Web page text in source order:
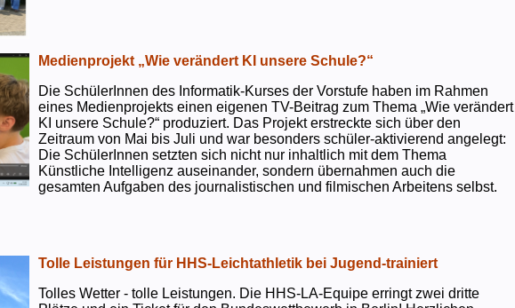
Medienprojekt „Wie verändert KI unsere Schule?“
Die SchülerInnen des Informatik-Kurses der Vorstufe haben im Rahmen
eines Medienprojekts einen eigenen TV-Beitrag zum Thema „Wie verändert
KI unsere Schule?“ produziert. Das Projekt erstreckte sich über den
Zeitraum von Mai bis Juli und war besonders schüler-aktivierend angelegt:
Die SchülerInnen setzten sich nicht nur inhaltlich mit dem Thema
Künstliche Intelligenz auseinander, sondern übernahmen auch die
gesamten Aufgaben des journalistischen und filmischen Arbeitens selbst.
Tolle Leistungen für HHS-Leichtathletik bei Jugend-trainiert
Tolles Wetter - tolle Leistungen. Die HHS-LA-Equipe erringt zwei dritte